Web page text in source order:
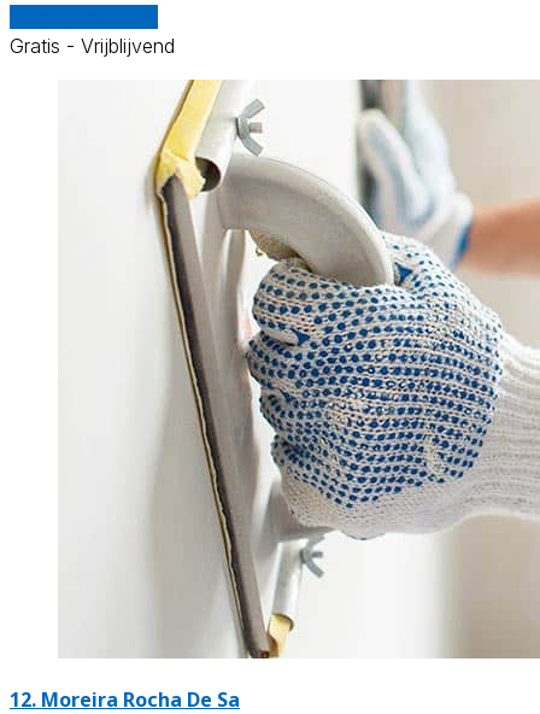
Gratis - Vrijblijvend
12. Moreira Rocha De Sa